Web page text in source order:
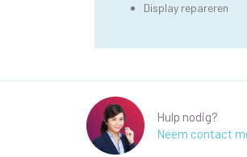
Display repareren
Hulp nodig?
Neem contact